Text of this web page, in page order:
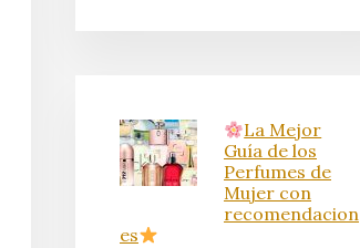
La Mejor
Guía de los
Perfumes de
Mujer con
recomendacion
es